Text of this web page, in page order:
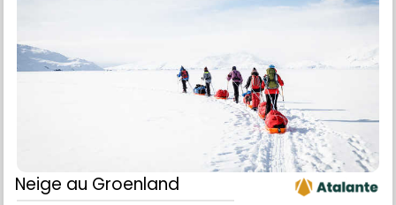
Neige au Groenland